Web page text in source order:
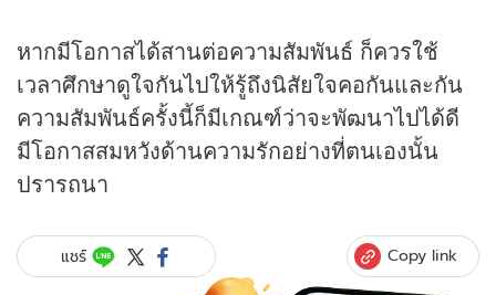
หากมีโอกาสได้สานต่อความสัมพันธ์ ก็ควรใช้
เวลาศึกษาดูใจกันไปให้รู้ถึงนิสัยใจคอกันและกัน
ความสัมพันธ์ครั้งนี้ก็มีเกณฑ์ว่าจะพัฒนาไปได้ดี
มีโอกาสสมหวังด้านความรักอย่างที่ตนเองนั้น
ปรารถนา
แชร์ Copy link